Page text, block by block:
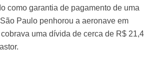
como garantia de pagamento de uma
Paulo penhorou a aeronave em
uma dívida de cerca de R$ 21,4